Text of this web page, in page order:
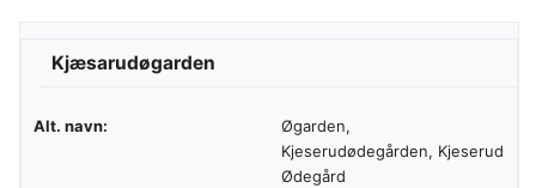
Kjæsarudøgarden
Alt. navn:
Øgarden,
Kjeserudødegården, Kjeserud
Ødegård